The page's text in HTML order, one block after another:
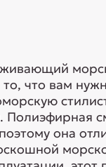
что вам
она